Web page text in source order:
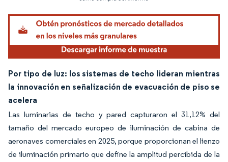
Por tipo de luz: los sistemas de techo lideran mientras
la innovación en señalización de evacuación de piso se
acelera
Las luminarias de techo y pared capturaron el 31,12% del
tamaño del mercado europeo de iluminación de cabina de
aeronaves comerciales en 2025, porque proporcionan el lienzo
de iluminación primario que define la amplitud percibida de la